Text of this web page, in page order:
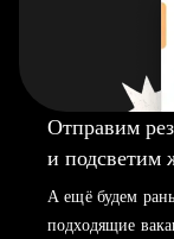
Отправим
и подсветим
А ещё будем
подходящие